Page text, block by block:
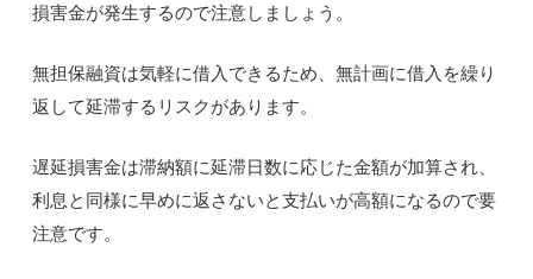
損害金が発生するので注意しましょう。
無担保融資は気軽に借入できるため、無計画に借入を繰り
返して延滞するリスクがあります。
遅延損害金は滞納額に延滞日数に応じた金額が加算され、
利息と同様に早めに返さないと支払いが高額になるので要
注意です。